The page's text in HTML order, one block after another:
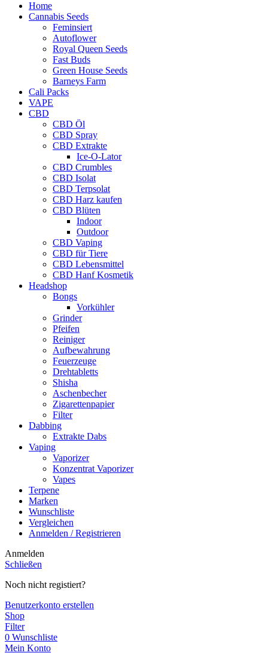
Home
Cannabis Seeds
Feminsiert
Autoflower
Royal Queen Seeds
Fast Buds
Green House Seeds
Barneys Farm
Cali Packs
VAPE
CBD
CBD Öl
CBD Spray
CBD Extrakte
Ice-O-Lator
CBD Crumbles
CBD Isolat
CBD Terpsolat
CBD Harz kaufen
CBD Blüten
Indoor
Outdoor
CBD Vaping
CBD für Tiere
CBD Lebensmittel
CBD Hanf Kosmetik
Headshop
Bongs
Vorkühler
Grinder
Pfeifen
Reiniger
Aufbewahrung
Feuerzeuge
Drehtabletts
Shisha
Aschenbecher
Zigarettenpapier
Filter
Dabbing
Extrakte Dabs
Vaping
Vaporizer
Konzentrat Vaporizer
Vapes
Terpene
Marken
Wunschliste
Vergleichen
Anmelden / Registrieren
Anmelden
Schließen
Noch nicht registiert?
Benutzerkonto erstellen
Shop
Filter
0 Wunschliste
Mein Konto